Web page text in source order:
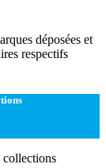
déposées et
respectifs
collections